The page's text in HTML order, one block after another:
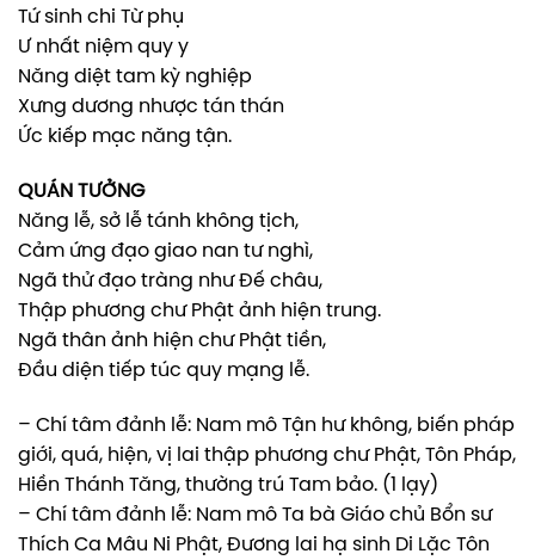
Tứ sinh chi Từ phụ
Ư nhất niệm quy y
Năng diệt tam kỳ nghiệp
Xưng dương nhược tán thán
Ức kiếp mạc năng tận.
QUÁN TƯỞNG
Năng lễ, sở lễ tánh không tịch,
Cảm ứng đạo giao nan tư nghì,
Ngã thử đạo tràng như Đế châu,
Thập phương chư Phật ảnh hiện trung.
Ngã thân ảnh hiện chư Phật tiền,
Đầu diện tiếp túc quy mạng lễ.
– Chí tâm đảnh lễ: Nam mô Tận hư không, biến pháp
giới, quá, hiện, vị lai thập phương chư Phật, Tôn Pháp,
Hiền Thánh Tăng, thường trú Tam bảo. (1 lạy)
– Chí tâm đảnh lễ: Nam mô Ta bà Giáo chủ Bổn sư
Thích Ca Mâu Ni Phật, Đương lai hạ sinh Di Lặc Tôn